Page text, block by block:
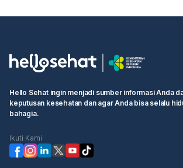
Hello Sehat ingin menjadi sumber informasi Anda
keputusan kesehatan dan agar Anda bisa selalu
bahagia.
Ikuti Kami